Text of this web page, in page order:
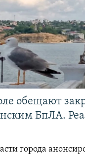
обещают
БпЛА.
города